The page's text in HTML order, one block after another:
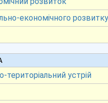
економічного розвитку
територіальний устрій